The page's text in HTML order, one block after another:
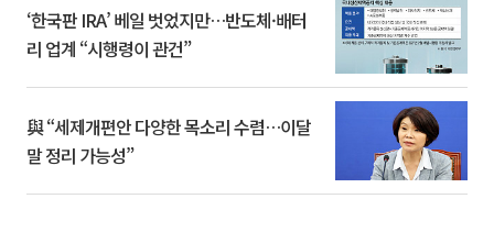
‘한국판 IRA’ 베일 벗었지만…반도체·배터
리 업계 “시행령이 관건”
與 “세제개편안 다양한 목소리 수렴…이달
말 정리 가능성”